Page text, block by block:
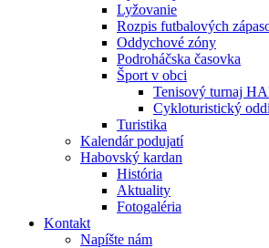
Lyžovanie
Rozpis futbalových
Oddychové zóny
Podroháčska časovka
Šport v obci
Tenisový turnaj
Cykloturistický
Turistika
Kalendár podujatí
Habovský kardan
História
Aktuality
Fotogaléria
Kontakt
Napíšte nám